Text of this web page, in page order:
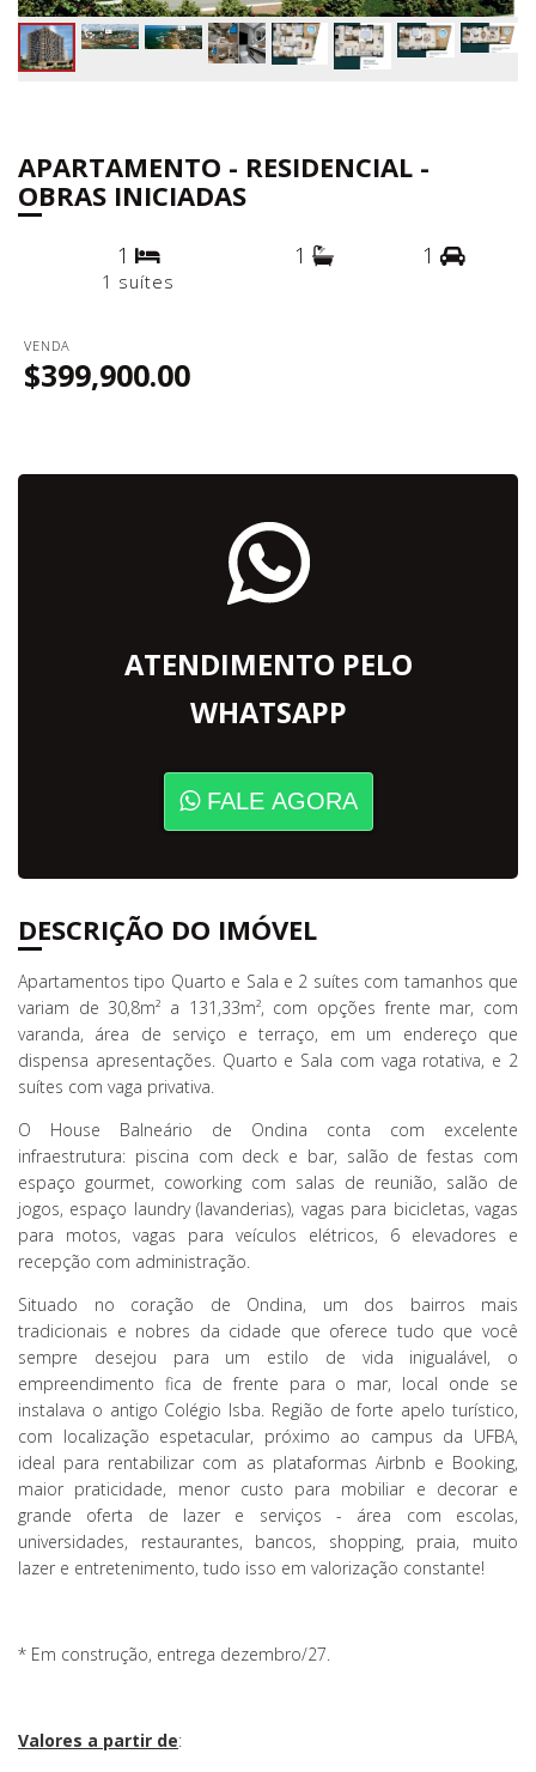
APARTAMENTO - RESIDENCIAL -
OBRAS INICIADAS
1
1 suítes
1 1
VENDA
$399,900.00
ATENDIMENTO PELO
WHATSAPP
FALE AGORA
DESCRIÇÃO DO IMÓVEL
Apartamentos tipo Quarto e Sala e 2 suítes com tamanhos que
variam de 30,8m² a 131,33m², com opções frente mar, com
varanda, área de serviço e terraço, em um endereço que
dispensa apresentações. Quarto e Sala com vaga rotativa, e 2
suítes com vaga privativa.
O House Balneário de Ondina conta com excelente
infraestrutura: piscina com deck e bar, salão de festas com
espaço gourmet, coworking com salas de reunião, salão de
jogos, espaço laundry (lavanderias), vagas para bicicletas, vagas
para motos, vagas para veículos elétricos, 6 elevadores e
recepção com administração.
Situado no coração de Ondina, um dos bairros mais
tradicionais e nobres da cidade que oferece tudo que você
sempre desejou para um estilo de vida inigualável, o
empreendimento fica de frente para o mar, local onde se
instalava o antigo Colégio Isba. Região de forte apelo turístico,
com localização espetacular, próximo ao campus da UFBA,
ideal para rentabilizar com as plataformas Airbnb e Booking,
maior praticidade, menor custo para mobiliar e decorar e
grande oferta de lazer e serviços - área com escolas,
universidades, restaurantes, bancos, shopping, praia, muito
lazer e entretenimento, tudo isso em valorização constante!
* Em construção, entrega dezembro/27.
Valores a partir de: